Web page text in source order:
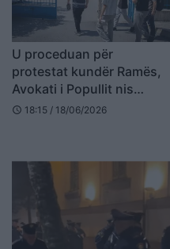
U proceduan për
protestat kundër Ramës,
Avokati i Popullit nis
hetimin e veprimeve të
schedule 18:15 / 18/06/2026